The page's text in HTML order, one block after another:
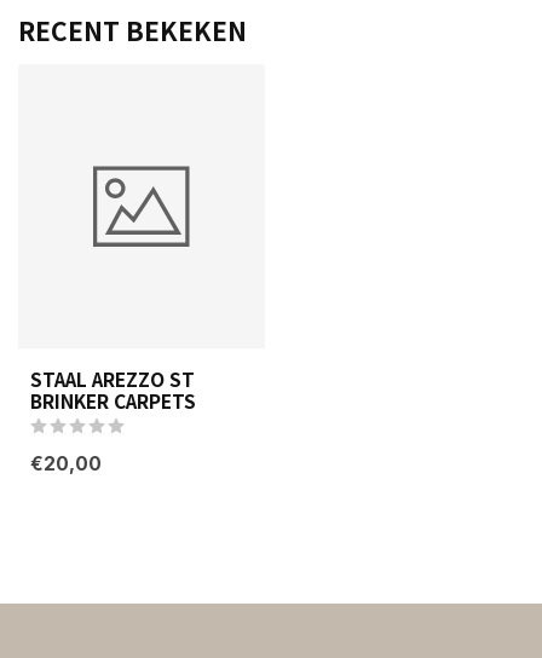
RECENT BEKEKEN
STAAL AREZZO ST
BRINKER CARPETS
€20,00